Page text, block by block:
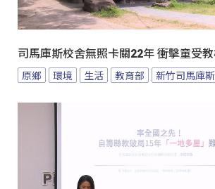
司馬庫斯校舍無照卡關22年 衝擊童受
原鄉 環境 生活 教育部 新竹司馬庫斯